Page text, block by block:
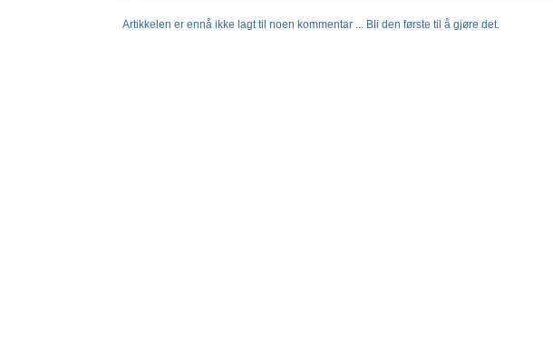
Artikkelen er ennå ikke lagt til noen kommentar ... Bli den første til å gjøre det.